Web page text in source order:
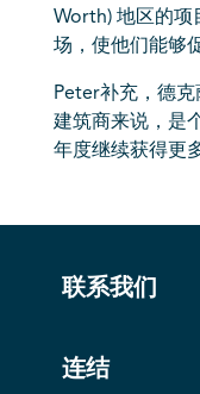
Worth) 地区的项
场，使他们能够
Peter补充，德
建筑商来说，是
年度继续获得更
联系我们
连结